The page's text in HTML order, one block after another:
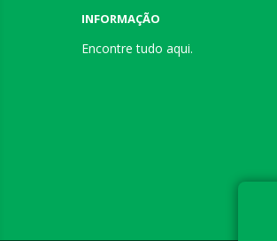
INFORMAÇÃO
Encontre tudo aqui.